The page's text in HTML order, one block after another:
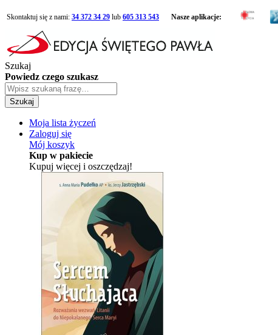
Skontaktuj się z nami: 34 372 34 29 lub 605 313 543 Nasze aplikacje:
Szukaj
Powiedz czego szukasz
Szukaj
Moja lista życzeń
Zaloguj się
Mój koszyk
Kup w pakiecie
Kupuj więcej i oszczędzaj!